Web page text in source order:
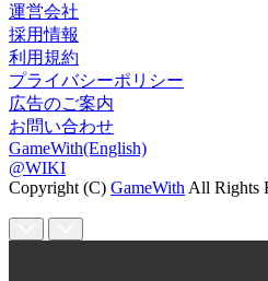
運営会社
採用情報
利用規約
プライバシーポリシー
広告のご案内
お問い合わせ
GameWith(English)
@WIKI
Copyright (C) GameWith All Rights